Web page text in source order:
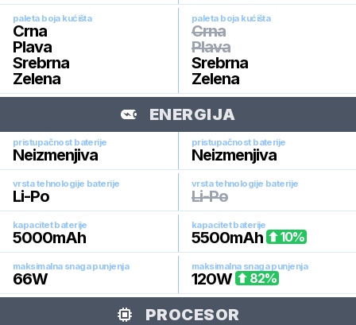
paleta boja kućišta
Crna
Plava
Srebrna
Zelena
paleta boja kućišta
Crna
Plava
Srebrna
Zelena
ENERGIJA
pristupačnost baterije
Neizmenjiva
pristupačnost baterije
Neizmenjiva
vrsta tehnologije baterije
Li-Po
vrsta tehnologije baterije
Li-Po
kapacitet baterije
5000mAh
kapacitet baterije
5500mAh 10%
maksimalna snaga punjenja
66W
maksimalna snaga punjenja
120W 82%
PROCESOR